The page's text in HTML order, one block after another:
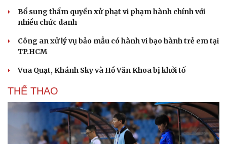
Bổ sung thẩm quyền xử phạt vi phạm hành chính với
nhiều chức danh
Công an xử lý vụ bảo mẫu có hành vi bạo hành trẻ em tại
TP.HCM
Vua Quạt, Khánh Sky và Hồ Văn Khoa bị khởi tố
THỂ THAO